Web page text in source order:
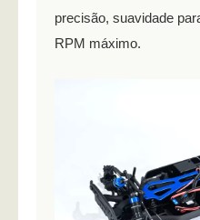
precisão, suavidade
RPM máximo.